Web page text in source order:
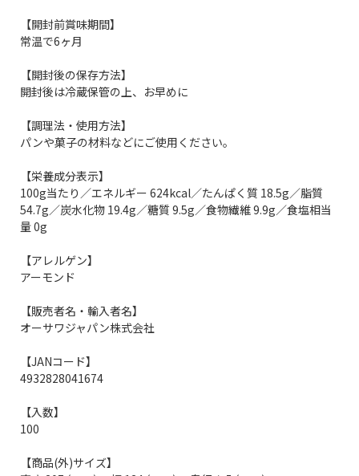
【開封前賞味期間】
常温で6ヶ月
【開封後の保存方法】
開封後は冷蔵保管の上、お早めに
【調理法・使用方法】
パンや菓子の材料などにご使用ください。
【栄養成分表示】
100g当たり／エネルギー 624kcal／たんぱく質 18.5g／脂質
54.7g／炭水化物 19.4g／糖質 9.5g／食物繊維 9.9g／食塩相当
量 0g
【アレルゲン】
アーモンド
【販売者名・輸入者名】
オーサワジャパン株式会社
【JANコード】
4932828041674
【入数】
100
【商品(外)サイズ】